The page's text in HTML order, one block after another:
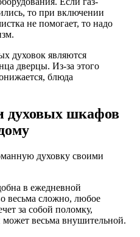
то при включении
не помогает, то надо
духовок являются
дверцы. Из-за этого
блюда
духовых шкафов
духовку своими
в ежедневной
весьма сложно, любое
за собой поломку,
может весьма внушительной.